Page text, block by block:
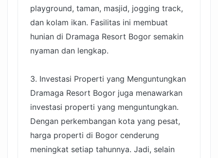
playground, taman, masjid, jogging track,
dan kolam ikan. Fasilitas ini membuat
hunian di Dramaga Resort Bogor semakin
nyaman dan lengkap.
3. Investasi Properti yang Menguntungkan
Dramaga Resort Bogor juga menawarkan
investasi properti yang menguntungkan.
Dengan perkembangan kota yang pesat,
harga properti di Bogor cenderung
meningkat setiap tahunnya. Jadi, selain